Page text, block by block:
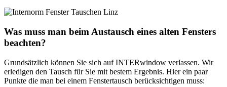
Was muss man beim Austausch eines alten Fensters
beachten?
Grundsätzlich können Sie sich auf INTERwindow verlassen. Wir
erledigen den Tausch für Sie mit bestem Ergebnis. Hier ein paar
Punkte die man bei einem Fenstertausch berücksichtigen muss: